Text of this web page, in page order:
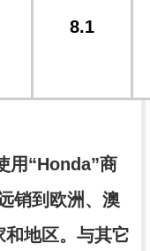
8.1
用“Honda”商
销到欧洲、澳
地区。与其它